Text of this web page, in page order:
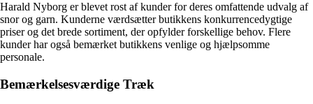
Harald Nyborg er blevet rost af kunder for deres omfattende udvalg af
snor og garn. Kunderne værdsætter butikkens konkurrencedygtige
priser og det brede sortiment, der opfylder forskellige behov. Flere
kunder har også bemærket butikkens venlige og hjælpsomme
personale.
Bemærkelsesværdige Træk